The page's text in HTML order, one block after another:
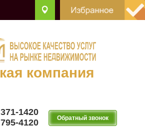
компания
371-1420
795-4120 Обратный звонок